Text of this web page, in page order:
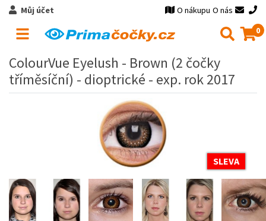
Můj účet O nákupu O nás
0
ColourVue Eyelush - Brown (2 čočky
tříměsíční) - dioptrické - exp. rok 2017
SLEVA